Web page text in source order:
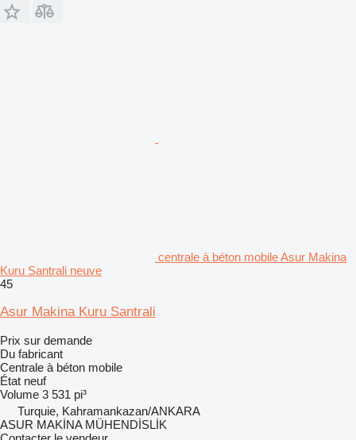
centrale à béton mobile Asur Makina
Kuru Santrali neuve
45
Asur Makina Kuru Santrali
Prix sur demande
Du fabricant
Centrale à béton mobile
État neuf
Volume 3 531 pi³
Turquie, Kahramankazan/ANKARA
ASUR MAKİNA MÜHENDİSLİK